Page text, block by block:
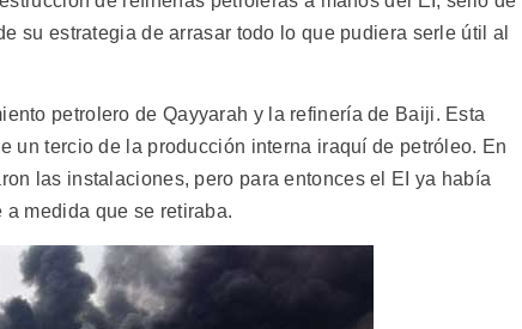
su estrategia de arrasar todo lo que pudiera serle útil al
petrolero de Qayyarah y la refinería de Baiji. Esta
un tercio de la producción interna iraquí de petróleo. En
las instalaciones, pero para entonces el EI ya había
medida que se retiraba.